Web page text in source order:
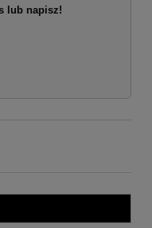
lub napisz!